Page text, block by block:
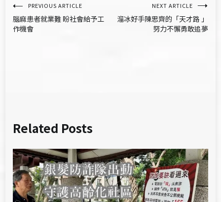
文
章
PREVIOUS ARTICLE
腦麻患者就業難 盼社會給予工
作機會
NEXT ARTICLE
溜冰好手陳思齊的「天才路 」
努力不懈勇敢追夢
Related Posts